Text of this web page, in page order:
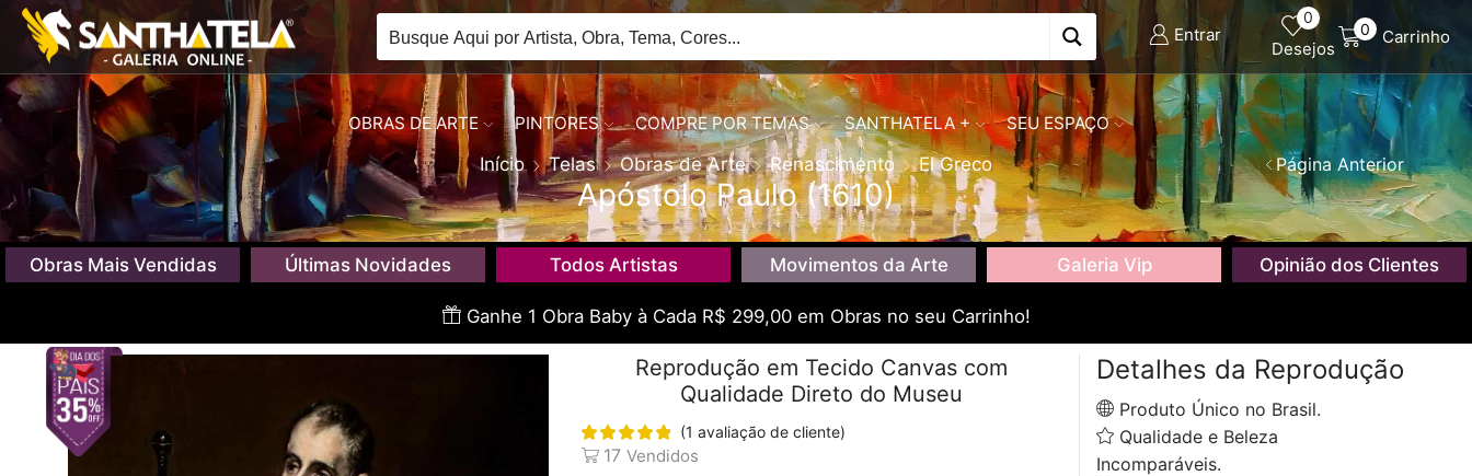
Entrar
0
Desejos
0 Carrinho
OBRAS DE ARTE PINTORES COMPRE POR TEMAS SANTHATELA + SEU ESPAÇO
Início Telas Obras de Arte Renascimento El Greco
Apóstolo Paulo (1610)
Página Anterior
Obras Mais Vendidas Últimas Novidades Todos Artistas Movimentos da Arte Galeria Vip Opinião dos Clientes
Ganhe 1 Obra Baby à Cada R$ 299,00 em Obras no seu Carrinho!
Reprodução em Tecido Canvas com
Qualidade Direto do Museu
(1 avaliação de cliente)
17 Vendidos
Detalhes da Reprodução
Produto Único no Brasil.
Qualidade e Beleza
Incomparáveis.